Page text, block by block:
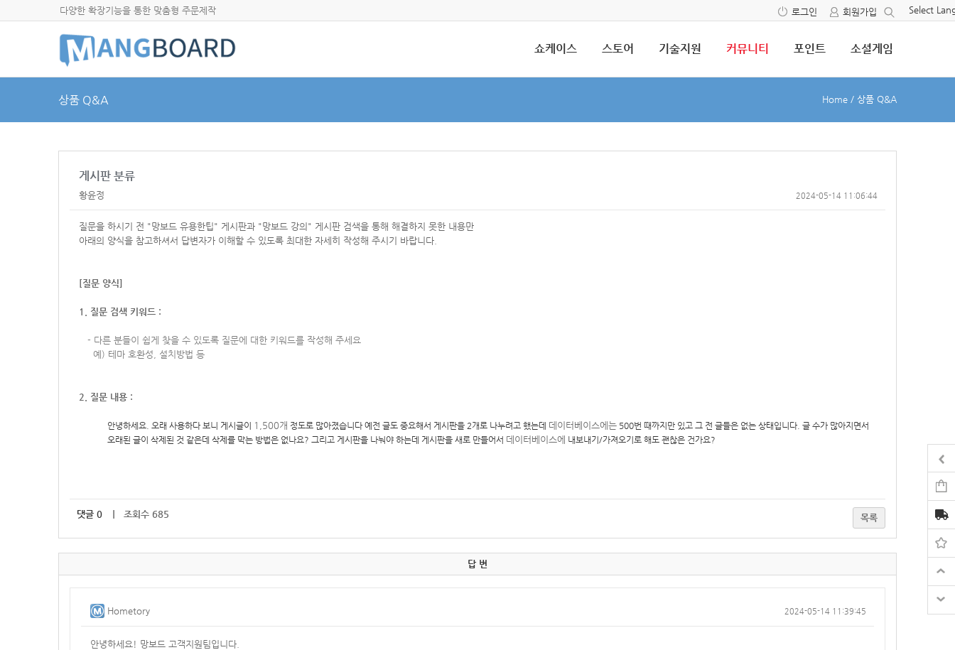
다양한 확장기능을 통한 맞춤형 주문제작 Select
로그인 회원가입
쇼케이스 스토어 기술지원 커뮤니티 포인트 소셜게임
상품 Q&A Home / 상품 Q&A
게시판 분류
황윤정 2024-05-14 11:06:44
질문을 하시기 전 "망보드 유용한팁" 게시판과 "망보드 강의" 게시판 검색을 통해 해결하지 못한 내용만
아래의 양식을 참고하셔서 답변자가 이해할 수 있도록 최대한 자세히 작성해 주시기 바랍니다.
[질문 양식]
1. 질문 검색 키워드 :
- 다른 분들이 쉽게 찾을 수 있도록 질문에 대한 키워드를 작성해 주세요
예) 테마 호환성, 설치방법 등
2. 질문 내용 :
안녕하세요. 오래 사용하다 보니 게시글이 1,500개 정도로 많아졌습니다 예전 글도 중요해서 게시판을 2개로 나누려고 했는데 데이터베이스에는 500번 때까지만 있고 그 전 글들은 없는 상태입니다. 글 수가 많아지면서
오래된 글이 삭제된 것 같은데 삭제를 막는 방법은 없나요? 그리고 게시판을 나눠야 하는데 게시판을 새로 만들어서 데이터베이스에 내보내기/가져오기로 해도 괜찮은 건가요?
댓글 0 ｜ 조회수 685 목록
답 변
Hometory 2024-05-14 11:39:45
안녕하세요! 망보드 고객지원팀입니다.